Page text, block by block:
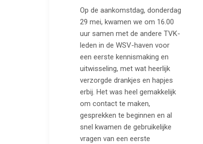
Op de aankomstdag, donderdag
29 mei, kwamen we om 16.00
uur samen met de andere TVK-
leden in de WSV-haven voor
een eerste kennismaking en
uitwisseling, met wat heerlijk
verzorgde drankjes en hapjes
erbij. Het was heel gemakkelijk
om contact te maken,
gesprekken te beginnen en al
snel kwamen de gebruikelijke
vragen van een eerste